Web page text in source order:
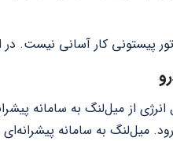
پیستونی کار آسانی نیست. در
از میل‌لنگ به سامانه
میل‌لنگ به سامانه